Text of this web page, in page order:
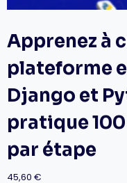
Apprenez à
plateforme
Django et
pratique
par étape
45,60 €